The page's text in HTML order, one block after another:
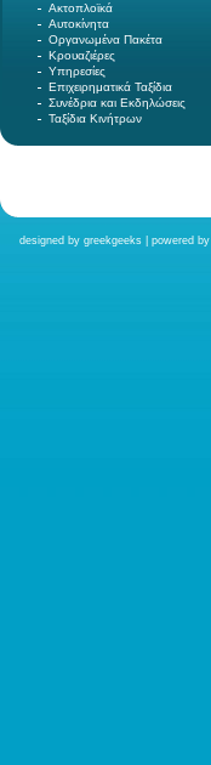
Ακτοπλοϊκά
Αυτοκίνητα
Οργανωμένα Πακέτα
Κρουαζιέρες
Υπηρεσίες
Επιχειρηματικά Ταξίδια
Συνέδρια και Εκδηλώσεις
Ταξίδια Κινήτρων
designed by greekgeeks | powered by